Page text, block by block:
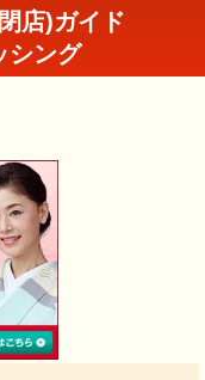
店)ガイド
シング